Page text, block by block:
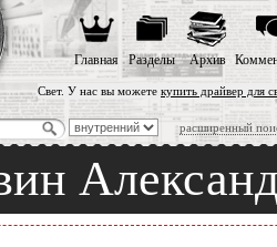
Свет. У нас вы можете купить драйвер для
расширенный
Главная Разделы Архив